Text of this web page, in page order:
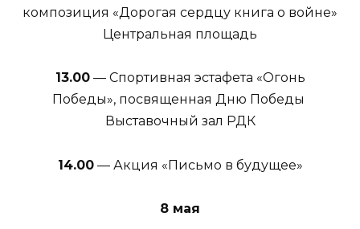
композиция «Дорогая сердцу книга о войне»
Центральная площадь
13.00— Спортивная эстафета «Огонь
Победы», посвященная Дню Победы
Выставочный зал РДК
14.00— Акция «Письмо в будущее»
8 мая